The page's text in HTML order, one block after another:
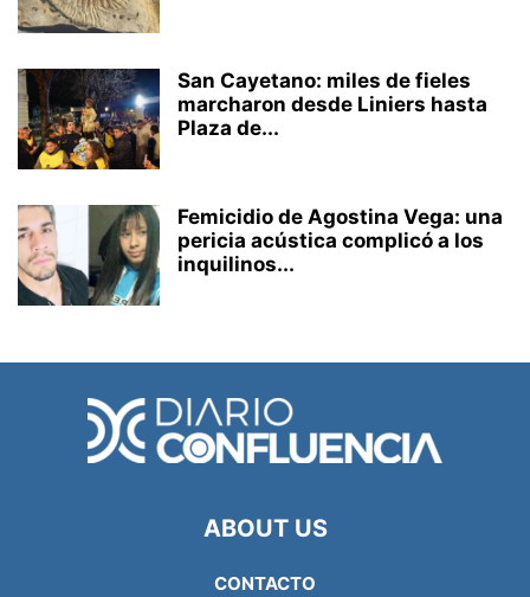
San Cayetano: miles de fieles
marcharon desde Liniers hasta
Plaza de...
Femicidio de Agostina Vega: una
pericia acústica complicó a los
inquilinos...
ABOUT US
CONTACTO